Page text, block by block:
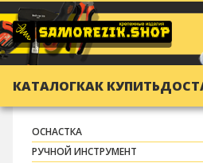
КАТАЛОГКАК КУПИТЬ
ОСНАСТКА
РУЧНОЙ ИНСТРУМЕНТ